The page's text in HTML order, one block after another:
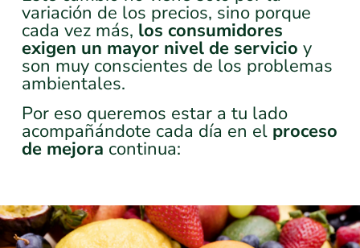
variación de los precios, sino porque
cada vez más, los consumidores
exigen un mayor nivel de servicio y
son muy conscientes de los problemas
ambientales.
Por eso queremos estar a tu lado
acompañándote cada día en el proceso
de mejora continua: